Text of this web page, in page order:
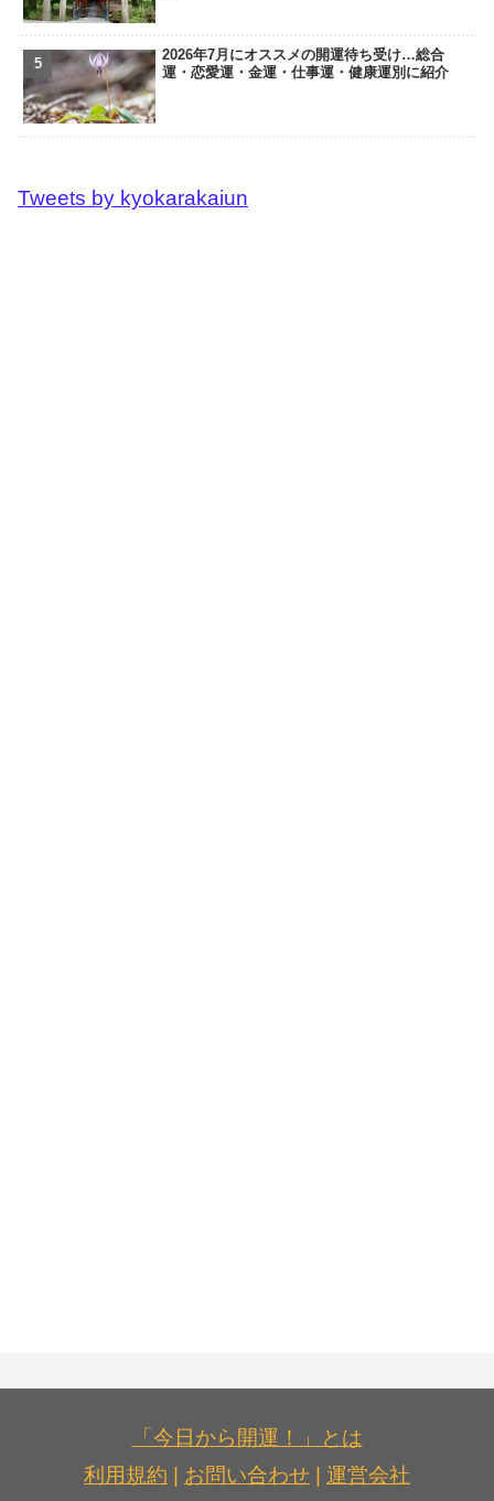
2026年7月にオススメの開運待ち受け…総合
運・恋愛運・金運・仕事運・健康運別に紹介
Tweets by kyokarakaiun
「今日から開運！」とは
利用規約
お問い合わせ 運営会社